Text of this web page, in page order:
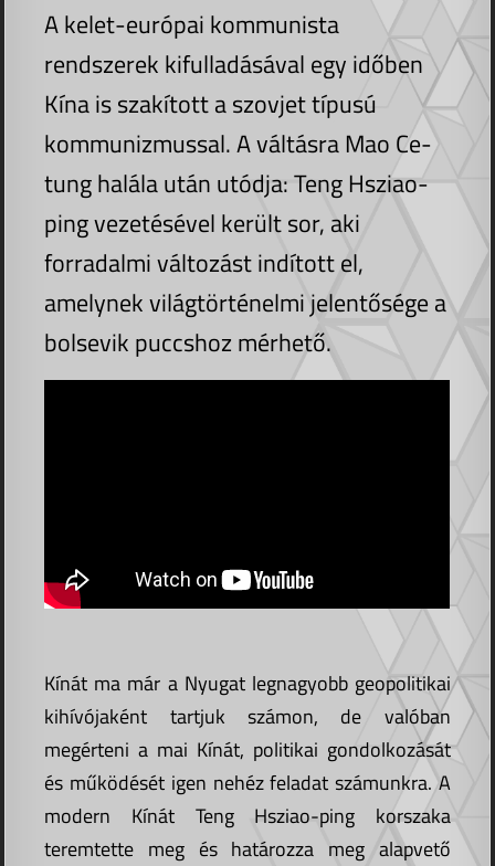
A kelet-európai kommunista
rendszerek kifulladásával egy időben
Kína is szakított a szovjet típusú
kommunizmussal. A váltásra Mao Ce-
tung halála után utódja: Teng Hsziao-
ping vezetésével került sor, aki
forradalmi változást indított el,
amelynek világtörténelmi jelentősége a
bolsevik puccshoz mérhető.
Kínát ma már a Nyugat legnagyobb geopolitikai
kihívójaként tartjuk számon, de valóban
megérteni a mai Kínát, politikai gondolkozását
és működését igen nehéz feladat számunkra. A
modern Kínát Teng Hsziao-ping korszaka
teremtette meg és határozza meg alapvető